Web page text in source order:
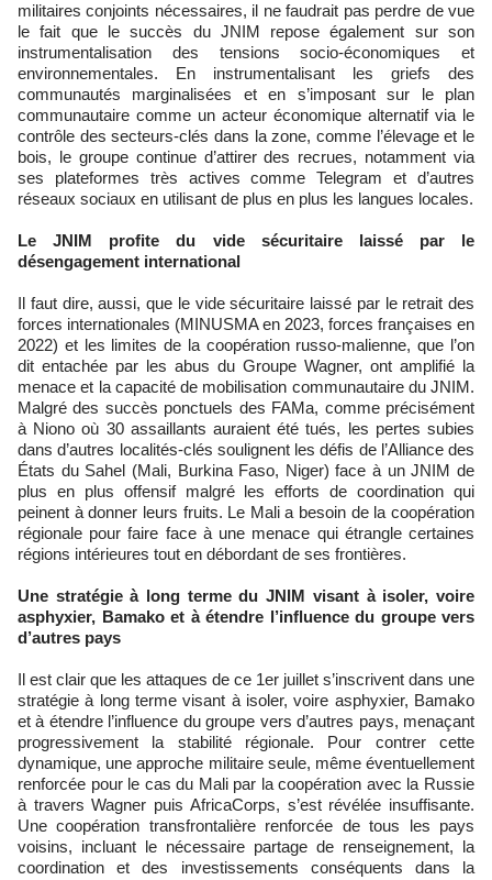
militaires conjoints nécessaires, il ne faudrait pas perdre de vue
le fait que le succès du JNIM repose également sur son
instrumentalisation des tensions socio-économiques et
environnementales. En instrumentalisant les griefs des
communautés marginalisées et en s’imposant sur le plan
communautaire comme un acteur économique alternatif via le
contrôle des secteurs-clés dans la zone, comme l’élevage et le
bois, le groupe continue d’attirer des recrues, notamment via
ses plateformes très actives comme Telegram et d’autres
réseaux sociaux en utilisant de plus en plus les langues locales.
Le JNIM profite du vide sécuritaire laissé par le
désengagement international
Il faut dire, aussi, que le vide sécuritaire laissé par le retrait des
forces internationales (MINUSMA en 2023, forces françaises en
2022) et les limites de la coopération russo-malienne, que l’on
dit entachée par les abus du Groupe Wagner, ont amplifié la
menace et la capacité de mobilisation communautaire du JNIM.
Malgré des succès ponctuels des FAMa, comme précisément
à Niono où 30 assaillants auraient été tués, les pertes subies
dans d’autres localités-clés soulignent les défis de l’Alliance des
États du Sahel (Mali, Burkina Faso, Niger) face à un JNIM de
plus en plus offensif malgré les efforts de coordination qui
peinent à donner leurs fruits. Le Mali a besoin de la coopération
régionale pour faire face à une menace qui étrangle certaines
régions intérieures tout en débordant de ses frontières.
Une stratégie à long terme du JNIM visant à isoler, voire
asphyxier, Bamako et à étendre l’influence du groupe vers
d’autres pays
Il est clair que les attaques de ce 1er juillet s’inscrivent dans une
stratégie à long terme visant à isoler, voire asphyxier, Bamako
et à étendre l’influence du groupe vers d’autres pays, menaçant
progressivement la stabilité régionale. Pour contrer cette
dynamique, une approche militaire seule, même éventuellement
renforcée pour le cas du Mali par la coopération avec la Russie
à travers Wagner puis AfricaCorps, s’est révélée insuffisante.
Une coopération transfrontalière renforcée de tous les pays
voisins, incluant le nécessaire partage de renseignement, la
coordination et des investissements conséquents dans la